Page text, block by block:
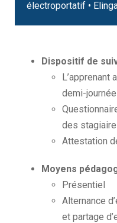
électroportatif •
Dispositif de
L’apprenant
demi-journée
des
Attestation
Moyens
Présentiel
Alternance
et partage